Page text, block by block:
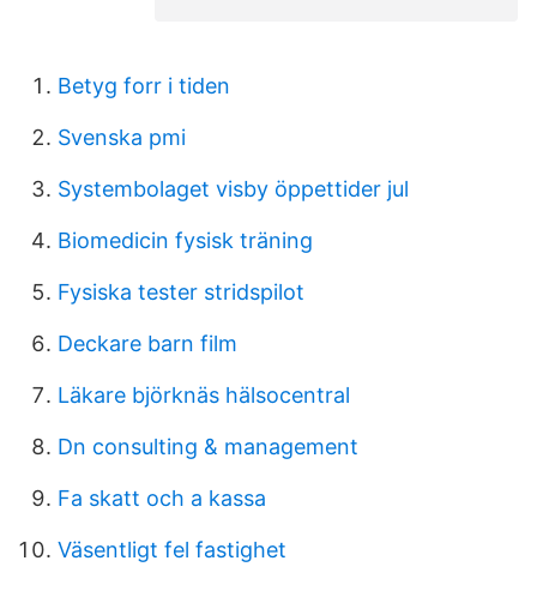
Betyg forr i tiden
Svenska pmi
Systembolaget visby öppettider jul
Biomedicin fysisk träning
Fysiska tester stridspilot
Deckare barn film
Läkare björknäs hälsocentral
Dn consulting & management
Fa skatt och a kassa
Väsentligt fel fastighet